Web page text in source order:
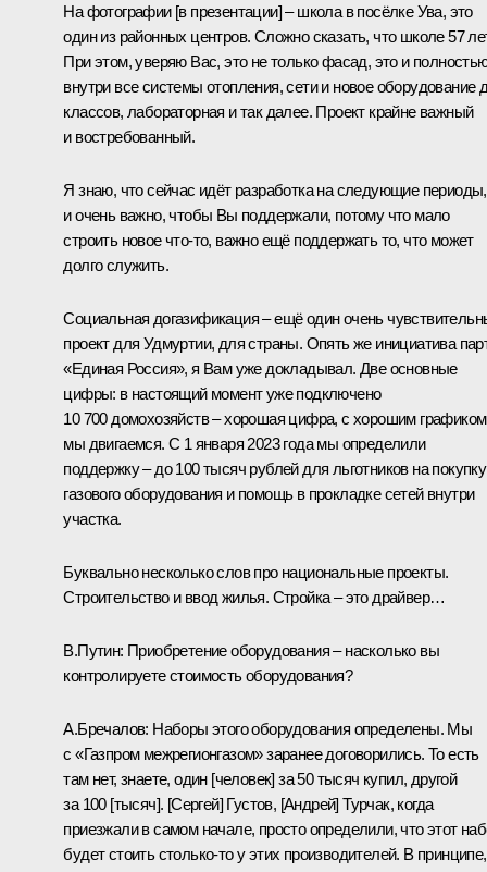
На фотографии [в презентации] – школа в посёлке Ува, это
один из районных центров. Сложно сказать, что школе 57
При этом, уверяю Вас, это не только фасад, это и
внутри все системы отопления, сети и новое оборудование
классов, лабораторная и так далее. Проект крайне важный
и востребованный.
Я знаю, что сейчас идёт разработка на следующие периоды,
и очень важно, чтобы Вы поддержали, потому что мало
строить новое что-то, важно ещё поддержать то, что может
долго служить.
Социальная догазификация – ещё один очень
проект для Удмуртии, для страны. Опять же инициатива
«Единая Россия», я Вам уже докладывал. Две основные
цифры: в настоящий момент уже подключено
10 700 домохозяйств – хорошая цифра, с хорошим графиком
мы двигаемся. С 1 января 2023 года мы определили
поддержку – до 100 тысяч рублей для льготников на покупку
газового оборудования и помощь в прокладке сетей внутри
участка.
Буквально несколько слов про национальные проекты.
Строительство и ввод жилья. Стройка – это драйвер…
В.Путин: Приобретение оборудования – насколько вы
контролируете стоимость оборудования?
А.Бречалов: Наборы этого оборудования определены. Мы
с «Газпром межрегионгазом» заранее договорились. То есть
там нет, знаете, один [человек] за 50 тысяч купил, другой
за 100 [тысяч]. [Сергей] Густов, [Андрей] Турчак, когда
приезжали в самом начале, просто определили, что этот
будет стоить столько-то у этих производителей. В принципе,